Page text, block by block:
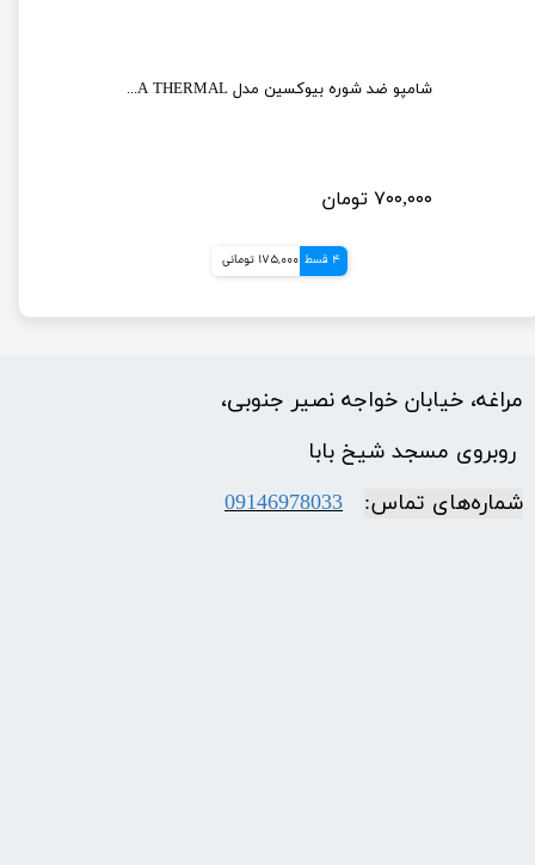
شامپو ضد شوره بیوکسین مدل AQUA THERMAL حجم 300 میل
۷۰۰,۰۰۰ تومان
4 قسط 175,000 تومانی
مراغه، خیابان خواجه نصیر جنوبی،
​​​​​​​ روبروی مسجد شیخ بابا
شماره‌‌های تماس:
09146978033